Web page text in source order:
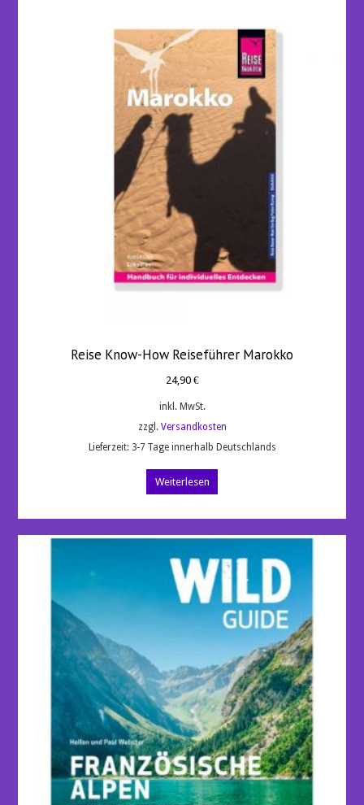
Reise Know-How Reiseführer Marokko
24,90 €
inkl. MwSt.
zzgl. Versandkosten
Lieferzeit: 3-7 Tage innerhalb Deutschlands
Weiterlesen